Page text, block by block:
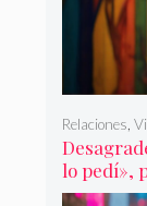
lo pedí»,
más
Relaciones